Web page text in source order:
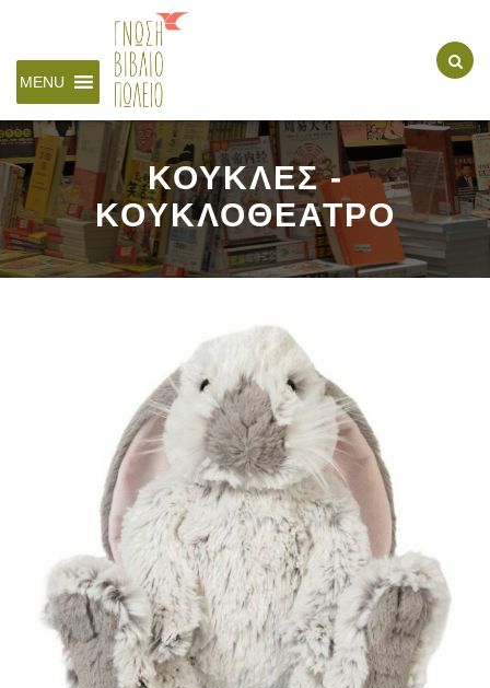
MENU
ΚΟΥΚΛΕΣ -
ΚΟΥΚΛΟΘΕΑΤΡΟ